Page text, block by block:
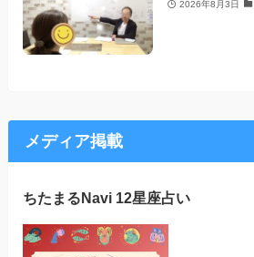
2026年8月3日
メディア掲載
ちたまるNavi 12星座占い